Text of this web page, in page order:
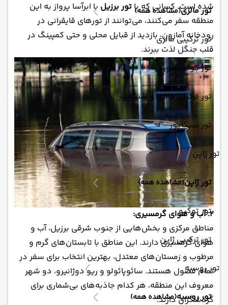
تور مالزی(مشاهده همه)
تور ترکیبی مالزی
تور کوالالامپور
تور ترکیبی مالزی و سنگاپور
تور سنگاپور
تور ژاپن
تور ژاپن(مشاهده همه)
تور توکیو
تور ترکیبی ژاپن
تور روسیه
تور روسیه(مشاهده همه)
شده است. کسانی که با تور برزیل با ابرآسا پرواز به این
منطقه سفر می‌کنند، می‌توانند از تورهای قایقرانی در
رودخانه آمازون، بازدید از قبایل محلی و حتی کمپینگ در
قلب جنگل لذت ببرند.
2. آب و هوای گرمسیری:
مناطق مرکزی و بخش‌هایی از جنوب شرقی برزیل، آب و
هوای گرمسیری دارند. این مناطق با تابستان‌های گرم و
مرطوب و زمستان‌های معتدل، بهترین انتخاب برای سفر در
تمام فصول هستند. سائوپائولو و ریو دوژانیرو، دو شهر
معروف این منطقه، هر کدام جاذبه‌های بی‌شماری برای
گردشگران دارند.